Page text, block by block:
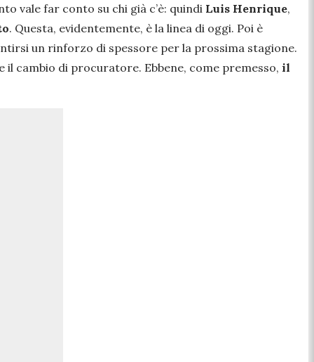
vale far conto su chi già c’è: quindi Luis Henrique,
. Questa, evidentemente, è la linea di oggi. Poi è
un rinforzo di spessore per la prossima stagione.
cambio di procuratore. Ebbene, come premesso, il